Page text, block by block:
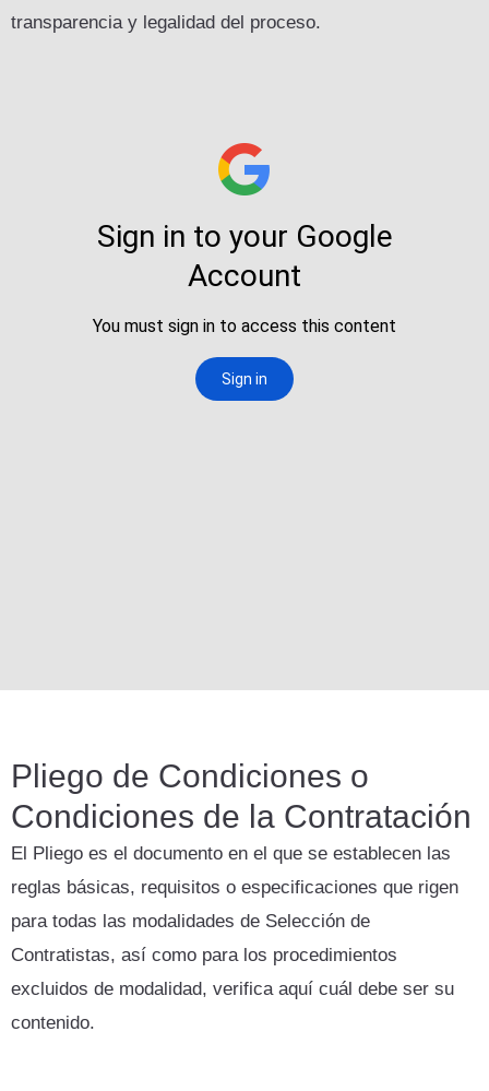
transparencia y legalidad del proceso.
Pliego de Condiciones o
Condiciones de la Contratación
El Pliego es el documento en el que se establecen las
reglas básicas, requisitos o especificaciones que rigen
para todas las modalidades de Selección de
Contratistas, así como para los procedimientos
excluidos de modalidad, verifica aquí cuál debe ser su
contenido.